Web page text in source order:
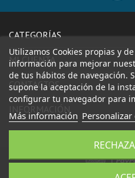
CATEGORÍAS
MI CUENTA
CONTACTOS
Utilizamos Cookies propias y
información para mejorar
de tus hábitos de navegación.
supone la aceptación de la
configurar tu navegador para
Más información Personalizar
|